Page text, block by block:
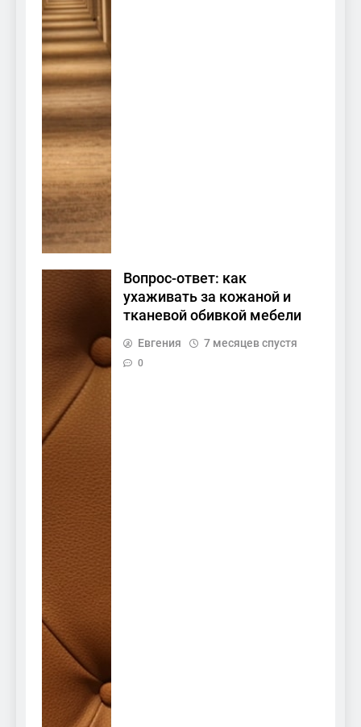
Вопрос-ответ: как
ухаживать за кожаной и
тканевой обивкой мебели
Евгения 7 месяцев спустя
0